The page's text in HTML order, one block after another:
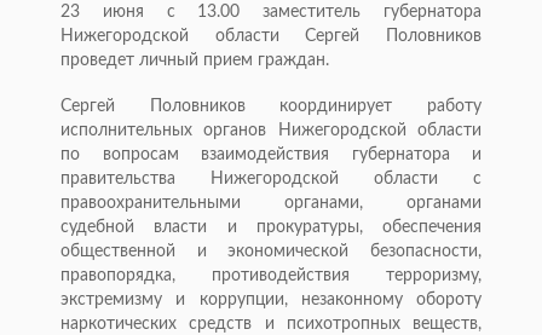
23 июня с 13.00 заместитель губернатора
Нижегородской области Сергей Половников
проведет личный прием граждан.
Сергей Половников координирует работу
исполнительных органов Нижегородской области
по вопросам взаимодействия губернатора и
правительства Нижегородской области с
правоохранительными органами, органами
судебной власти и прокуратуры, обеспечения
общественной и экономической безопасности,
правопорядка, противодействия терроризму,
экстремизму и коррупции, незаконному обороту
наркотических средств и психотропных веществ,